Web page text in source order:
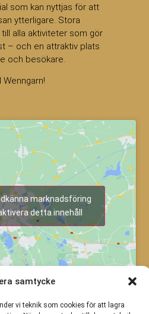
samtycke
vi teknik som cookies för att lagra
som kan nyttjas för att
ytterligare. Stora
alla aktiviteter som gör
– och en attraktiv plats
och besökare.
Wenngarn!
marknadsföring
detta innehåll